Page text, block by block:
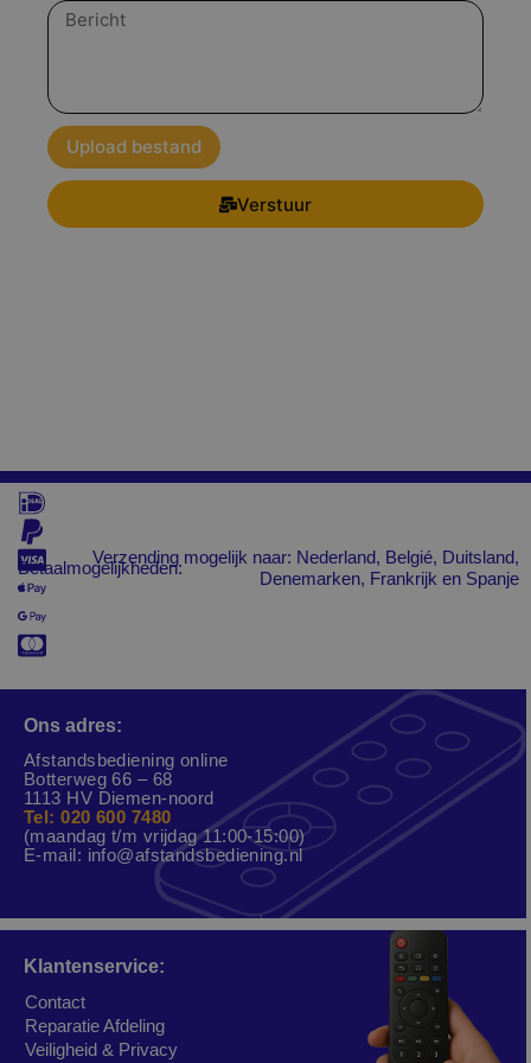
Bericht
Upload bestand
Verstuur
Betaalmogelijkheden:
Verzending mogelijk naar: Nederland, Belgié, Duitsland,
Denemarken, Frankrijk en Spanje
Ons adres:
Afstandsbediening online
Botterweg 66 – 68
1113 HV Diemen-noord
Tel: 020 600 7480
(maandag t/m vrijdag 11:00-15:00)
E-mail: info@afstandsbediening.nl
Klantenservice:
Contact
Reparatie Afdeling
Veiligheid & Privacy